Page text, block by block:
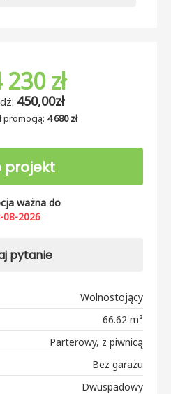
230 zł
450,00zł
promocją: 4 680 zł
projekt
ważna do
08-2026
pytanie
Wolnostojący
66.62 m²
Parterowy, z piwnicą
Bez garażu
Dwuspadowy